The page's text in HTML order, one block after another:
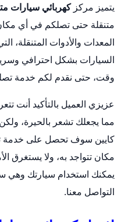
يتميز مركزكهربائي سيارات
متنقلة حتى تصلكم في أي مكان
المعدات والأدوات المتنقلة،
السيارات بشكل احترافي
وقت، حتى نقدم لكم خدمة
عزيزي العميل بالتأكيد أنت
مما يجعلك تشعر بالحيرة،
كايين سوف تحصل على خدمة
مكان تتواجد به، ولا يستغرق
يمكنك استخدام سيارتك وهي
التواصل معنا.